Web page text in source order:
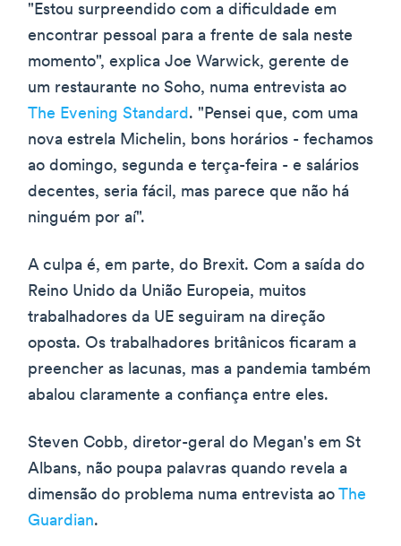
"Estou surpreendido com a dificuldade em
encontrar pessoal para a frente de sala neste
momento", explica Joe Warwick, gerente de
um restaurante no Soho, numa entrevista ao
The Evening Standard . "Pensei que, com uma
nova estrela Michelin, bons horários - fechamos
ao domingo, segunda e terça-feira - e salários
decentes, seria fácil, mas parece que não há
ninguém por aí".
A culpa é, em parte, do Brexit. Com a saída do
Reino Unido da União Europeia, muitos
trabalhadores da UE seguiram na direção
oposta. Os trabalhadores britânicos ficaram a
preencher as lacunas, mas a pandemia também
abalou claramente a confiança entre eles.
Steven Cobb, diretor-geral do Megan's em St
Albans, não poupa palavras quando revela a
dimensão do problema numa entrevista ao The
Guardian.